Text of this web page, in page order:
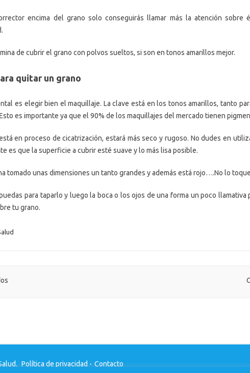
encima del grano solo conseguirás llamar más la atención sobre
de cubrir el grano con polvos sueltos, si son en tonos amarillos mejor.
quitar un grano
es elegir bien el maquillaje. La clave está en los tonos amarillos, tanto
es importante ya que el 90% de los maquillajes del mercado tienen
en proceso de cicatrización, estará más seco y rugoso. No dudes en
es que la superficie a cubrir esté suave y lo más lisa posible.
tomado unas dimensiones un tanto grandes y además está rojo….No lo
para taparlo y luego la boca o los ojos de una forma un poco llamativa
tu grano.
de entradas
Política de privacidad - Contacto